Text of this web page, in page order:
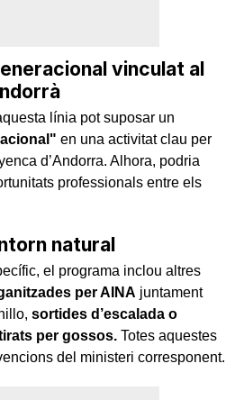
vinculat al
línia pot suposar un
en una activitat clau per
d’Andorra. Alhora, podria
professionals entre els
natural
el programa inclou altres
per AINA juntament
sortides d’escalada o
per gossos. Totes aquestes
del ministeri corresponent.